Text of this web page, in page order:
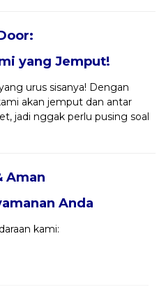
yang Jemput!
urus sisanya! Dengan
akan jemput dan antar
jadi nggak perlu pusing soal
Aman
Anda
kami: